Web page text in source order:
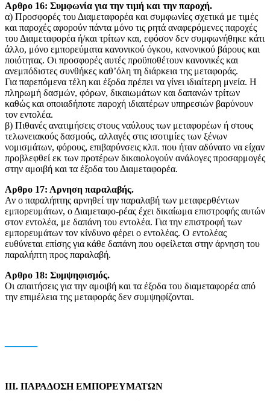
Αρθρο 16: Συμφωνία για την τιμή και την παροχή.
α) Προσφορές του Διαμεταφορέα και συμφωνίες σχετικά με τιμές
και παροχές αφορούν πάντα μόνο τις ρητά αναφερόμενες παροχές
του Διαμεταφορέα ή/και τρίτων και, εφόσον δεν συμφωνήθηκε κάτι
άλλο, μόνο εμπορεύματα κανονικού όγκου, κανονικού βάρους και
ποιότητας. Οι προσφορές αυτές προϋποθέτουν κανονικές και
ανεμπόδιστες συνθήκες καθ’όλη τη διάρκεια της μεταφοράς.
Για παρεπόμενα τέλη και έξοδα πρέπει να γίνει ιδιαίτερη μνεία. H
πληρωμή δασμών, φόρων, δικαιωμάτων και δαπανών τρίτων
καθώς και οποιαδήποτε παροχή ιδιαιτέρων υπηρεσιών βαρύνουν
τον εντολέα.
β) Πιθανές ανατιμήσεις στους ναύλους των μεταφορέων ή στους
τελωνειακούς δασμούς, αλλαγές στις ισοτιμίες των ξένων
νομισμάτων, φόρους, επιβαρύνσεις κλπ. που ήταν αδύνατο να είχαν
προβλεφθεί εκ των προτέρων δικαιολογούν ανάλογες προσαρμογές
στην αμοιβή και τα έξοδα του Διαμεταφορέα.
Aρθρο 17: Αρνηση παραλαβής.
Αν ο παραλήπτης αρνηθεί την παραλαβή των μεταφερθέντων
εμπορευμάτων, ο Διαμεταφο-ρέας έχει δικαίωμα επιστροφής αυτών
στον εντολέα, με δαπάνη του εντολέα. Για την επιστροφή των
εμπορευμάτων τον κίνδυνο φέρει ο εντολέας. Ο εντολέας
ευθύνεται επίσης για κάθε δαπάνη που οφείλεται στην άρνηση του
παραλήπτη προς παραλαβή.
Αρθρο 18: Συμψηφισμός.
Oι απαιτήσεις για την αμοιβή και τα έξοδα του διαμεταφορέα από
την επιμέλεια της μεταφοράς δεν συμψηφίζονται.
IΙΙ. ΠΑΡΑΔΟΣΗ ΕΜΠΟΡΕΥΜΑΤΩΝ